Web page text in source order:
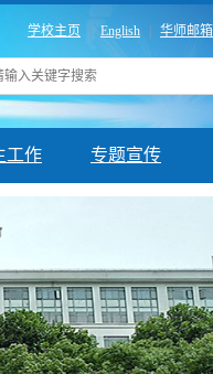
学校主页 English 华师邮箱
工作 专题宣传